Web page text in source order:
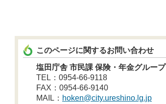
このページに関するお問い合わせ
塩田庁舎 市民課 保険・年金グループ
TEL：0954-66-9118
FAX：0954-66-9140
MAIL： hoken@city.ureshino.lg.jp